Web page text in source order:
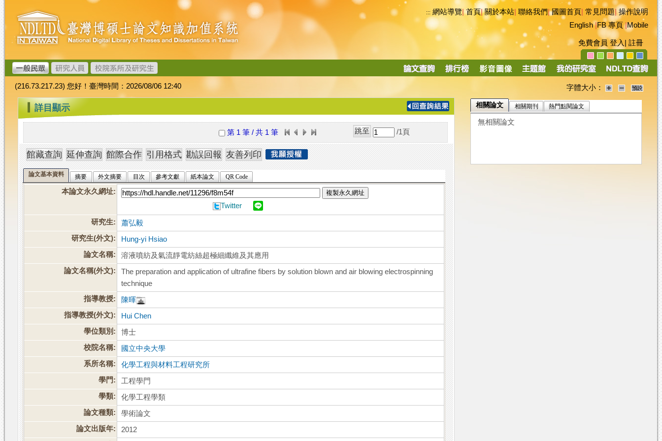
跳
到
主
要
內
容
臺
灣
博
碩
士
論
文
加
值
系
統
::: 網站導覽|首頁|關於本站 聯絡我們|國圖首頁 常見問題|操作說明
English|FB 專頁|Mobile
免費會員 登入 註冊
導
(216.73.217.23) 您好！臺灣時間：2026/08/06 12:40 字體大小：
::: 詳目顯示
第 1 筆 / 共 1 筆 /1 頁
論文基本資料 摘要 外文摘要 目次 參考文獻 紙本論文 QR Code
本論文永久網址: 複製永久網址
Twitter
研究生:
蕭弘毅
研究生(外文):
Hung-yi Hsiao
論文名稱:
溶液噴紡及氣流靜電紡絲超極細纖維及其應用
論文名稱(外文):
The preparation and application of ultrafine fibers by solution blown and air blowing electrospinning
technique
指導教授:
陳暉
指導教授(外文):
Hui Chen
學位類別:
博士
校院名稱:
國立中央大學
系所名稱:
化學工程與材料工程研究所
學門:
工程學門
學類:
化學工程學類
論文種類:
學術論文
論文出版年:
2012
相關論文 相關期刊 熱門點閱論文
無相關論文